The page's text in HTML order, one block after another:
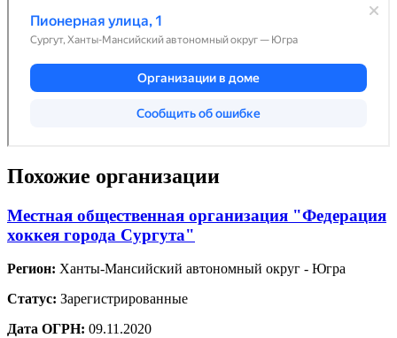
Похожие организации
Местная общественная организация "Федерация
хоккея города Сургута"
Регион: Ханты-Мансийский автономный округ - Югра
Статус: Зарегистрированные
Дата ОГРН: 09.11.2020